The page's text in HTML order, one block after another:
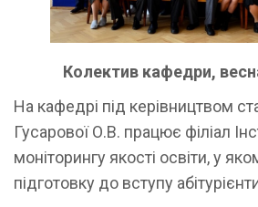
Колектив кафедри,
На кафедрі під керівництвом
Гусарової О.В. працює філіал
моніторингу якості освіти, у
підготовку до вступу